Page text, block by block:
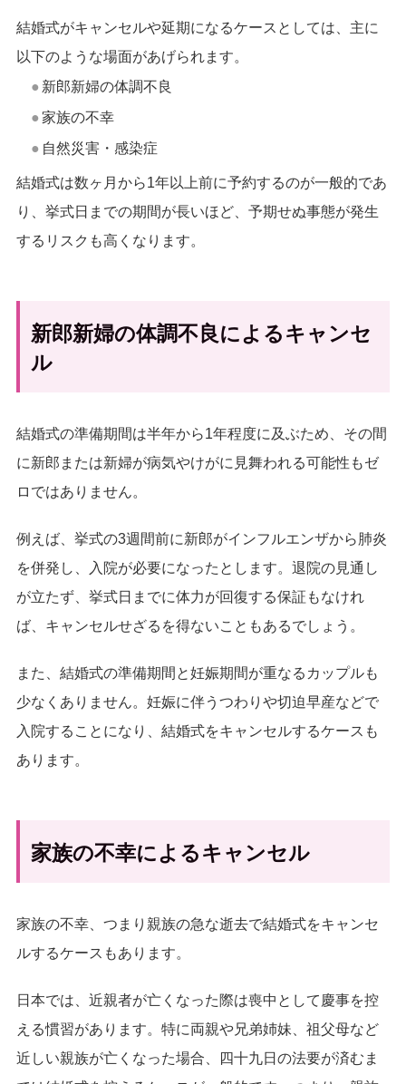
結婚式がキャンセルや延期になるケースとしては、主に
以下のような場面があげられます。
新郎新婦の体調不良
家族の不幸
自然災害・感染症
結婚式は数ヶ月から1年以上前に予約するのが一般的であ
り、挙式日までの期間が長いほど、予期せぬ事態が発生
するリスクも高くなります。
新郎新婦の体調不良によるキャンセ
ル
結婚式の準備期間は半年から1年程度に及ぶため、その間
に新郎または新婦が病気やけがに見舞われる可能性もゼ
ロではありません。
例えば、挙式の3週間前に新郎がインフルエンザから肺炎
を併発し、入院が必要になったとします。退院の見通し
が立たず、挙式日までに体力が回復する保証もなけれ
ば、キャンセルせざるを得ないこともあるでしょう。
また、結婚式の準備期間と妊娠期間が重なるカップルも
少なくありません。妊娠に伴うつわりや切迫早産などで
入院することになり、結婚式をキャンセルするケースも
あります。
家族の不幸によるキャンセル
家族の不幸、つまり親族の急な逝去で結婚式をキャンセ
ルするケースもあります。
日本では、近親者が亡くなった際は喪中として慶事を控
える慣習があります。特に両親や兄弟姉妹、祖父母など
近しい親族が亡くなった場合、四十九日の法要が済むま